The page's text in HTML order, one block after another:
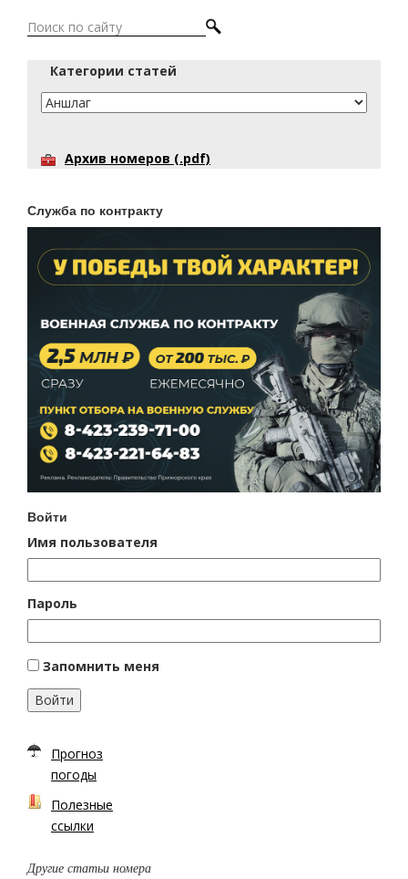
Категории статей
Архив номеров (.pdf)
Служба по контракту
Войти
Имя пользователя
Пароль
Запомнить меня
Войти
Прогноз
погоды
Полезные
ссылки
Другие статьи номера